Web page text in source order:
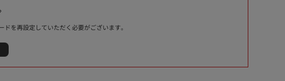
を再設定していただく必要がございます。